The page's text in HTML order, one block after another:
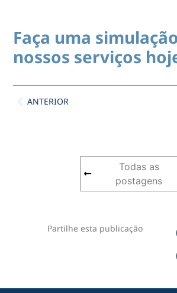
Todas as
postagens
Partilhe esta publicação
Faça uma
nossos serviços
ANTERIOR